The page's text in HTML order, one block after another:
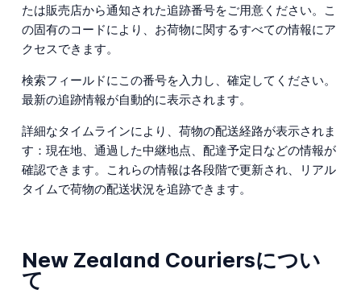
たは販売店から通知された追跡番号をご用意ください。こ
の固有のコードにより、お荷物に関するすべての情報にア
クセスできます。
検索フィールドにこの番号を入力し、確定してください。
最新の追跡情報が自動的に表示されます。
詳細なタイムラインにより、荷物の配送経路が表示されま
す：現在地、通過した中継地点、配達予定日などの情報が
確認できます。これらの情報は各段階で更新され、リアル
タイムで荷物の配送状況を追跡できます。
New Zealand Couriersについ
て